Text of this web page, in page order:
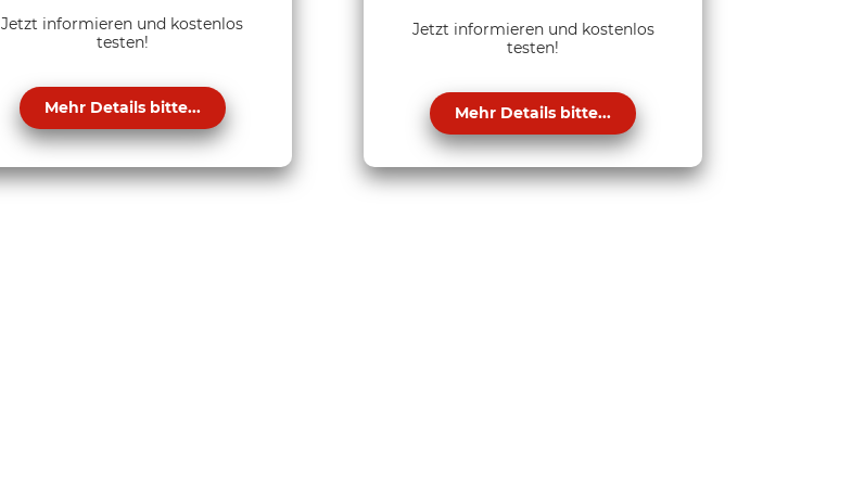
Jetzt informieren und kostenlos
testen!
Mehr Details bitte...
Jetzt informieren und kostenlos
testen!
Mehr Details bitte...